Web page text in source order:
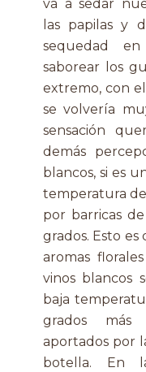
va a sedar
las papilas y
sequedad
saborear los
extremo, con
se volvería
sensación
demás
blancos, si es
temperatura de
por barricas
grados. Esto
aromas
vinos blancos
baja
grados más
aportados por
botella. En